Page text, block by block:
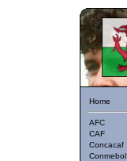
Home
AFC
CAF
Concacaf
Conmebol